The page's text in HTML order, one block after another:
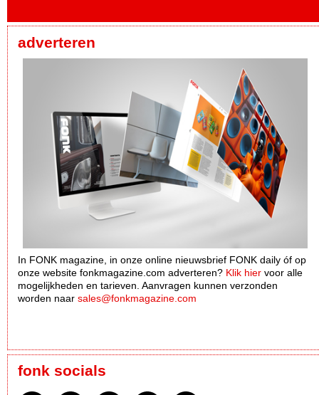
adverteren
In FONK magazine, in onze online nieuwsbrief FONK daily óf op
onze website fonkmagazine.com adverteren? Klik hier voor alle
mogelijkheden en tarieven. Aanvragen kunnen verzonden
worden naar sales@fonkmagazine.com
fonk socials